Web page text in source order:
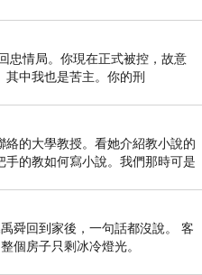
想回到台灣之繼續累積
回台灣流程及從加拿大
驗車等費用，
大約會需要花多少時
要通過ARTC車測才
包含代辦ARTC驗車服
忠情局。你現在正式被控，故意
中我也是苦主。你的刑
的大學教授。看她介紹教小說的
的教如何寫小說。我們那時可是
舜回到家後，一句話都沒說。 客
個房子只剩冰冷燈光。